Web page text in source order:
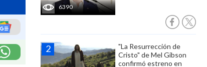
6390
"La Resurrección de
Cristo" de Mel Gibson
confirmó estreno en